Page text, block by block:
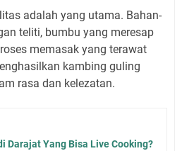
adalah yang utama. Bahan-
teliti, bumbu yang meresap
memasak yang terawat
kambing guling
rasa dan kelezatan.
Darajat Yang Bisa Live Cooking?